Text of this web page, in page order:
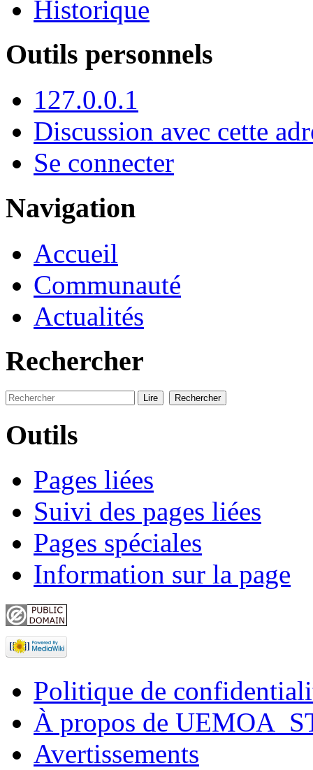
Historique
Outils personnels
127.0.0.1
Discussion avec cette
Se connecter
Navigation
Accueil
Communauté
Actualités
Rechercher
Outils
Pages liées
Suivi des pages liées
Pages spéciales
Information sur la page
Politique de
À propos de
Avertissements